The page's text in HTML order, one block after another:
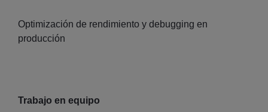
Optimización de rendimiento y debugging en
producción
Trabajo en equipo